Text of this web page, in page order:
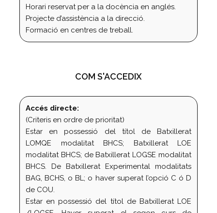
Horari reservat per a la docència en anglés.
Projecte d’assistència a la direcció.
Formació en centres de treball.
COM S'ACCEDIX
Accés directe:
(Criteris en ordre de prioritat)
Estar en possessió del títol de Batxillerat
LOMQE modalitat BHCS; Batxillerat LOE
modalitat BHCS; de Batxillerat LOGSE modalitat
BHCS. De Batxillerat Experimental modalitats
BAG, BCHS, o BL; o haver superat l’opció C ó D
de COU.
Estar en possessió del títol de Batxillerat LOE